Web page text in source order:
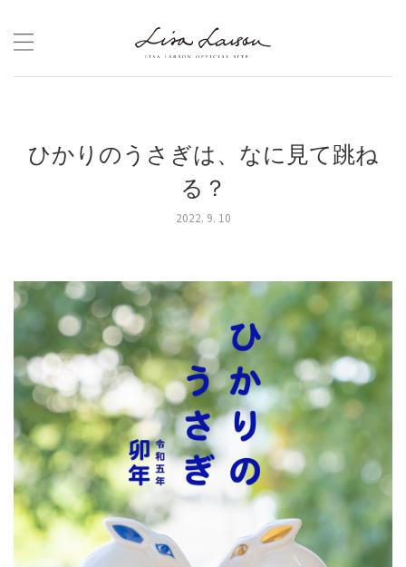
content
ひかりのうさぎは、なに見て跳ね
る？
2022. 9. 10